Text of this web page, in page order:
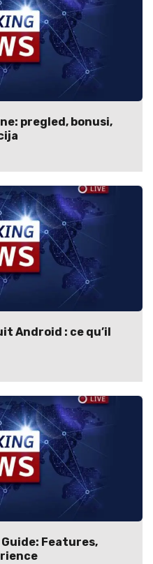
pregled, bonusi,
Android : ce qu’il
Guide: Features,